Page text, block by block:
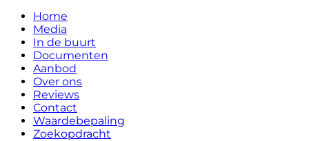
Home
Media
In de buurt
Documenten
Aanbod
Over ons
Reviews
Contact
Waardebepaling
Zoekopdracht